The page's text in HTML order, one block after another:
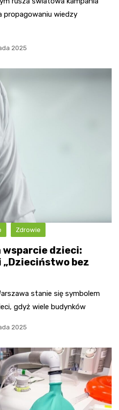
propagowaniu wiedzy
2025
Zdrowie
wsparcie dzieci:
„Dzieciństwo bez
stanie się symbolem
gdyż wiele budynków
2025